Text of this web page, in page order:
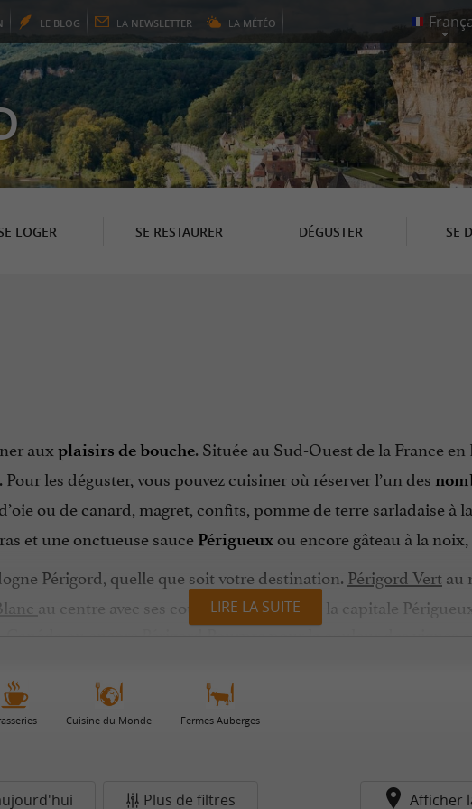
LE BLOG LA NEWSLETTER LA MÉTÉO
LOGER SE RESTAURER DÉGUSTER SE
aux plaisirs de bouche. Située au Sud-Ouest de la France
Pour les déguster, vous pouvez cuisiner où réserver l’un des
ou de canard, magret, confits, pomme de terre sarladaise à
et une onctueuse sauce Périgueux ou encore gâteau à la noix,
Périgord, quelle que soit votre destination. Périgord Vertau
au centre avec ses couleurs de Roche et la capitale
Périgord Pourprepour la couleur des vignes
cuisine à toutes les sauces, le Périgord regorge de
du Périgord IGP d’avril à octobre. Délicieux sur une tartine
pour commander tous ces de la région,
LIRE LA SUITE
Cuisine du Monde Fermes Auberges
Plus de filtres Afficher